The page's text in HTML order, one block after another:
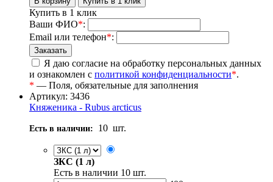
Купить в 1 клик
Ваши ФИО*:
Email или телефон*:
Я даю согласие на обработку персональных данных
и ознакомлен с политикой конфиденциальности*.
* — Поля, обязательные для заполнения
Артикул: 3436
Княженика - Rubus arcticus
Есть в наличии: 10 шт.
ЗКС (1 л)
Есть в наличии 10 шт.